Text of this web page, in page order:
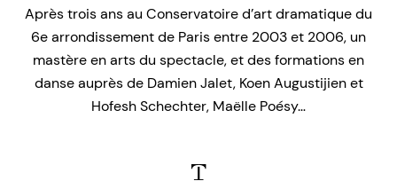
Après trois ans au Conservatoire d’art dramatique du
6e arrondissement de Paris entre 2003 et 2006, un
mastère en arts du spectacle, et des formations en
danse auprès de Damien Jalet, Koen Augustijien et
Hofesh Schechter, Maëlle Poésy…
T